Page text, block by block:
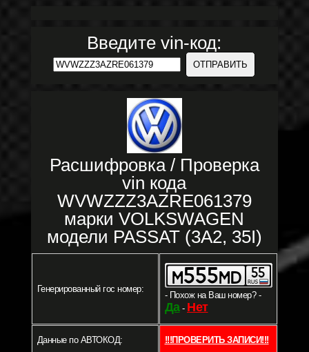
Введите vin-код:
Расшифровка / Проверка
vin кода
WVWZZZ3AZRE061379
марки VOLKSWAGEN
модели PASSAT (3A2, 35I)
Генерированный гос номер:
- Похож на Ваш номер? -
Да- Нет
Данные по АВТОКОД: !!!ПРОВЕРИТЬ ЗАПИСИ!!!